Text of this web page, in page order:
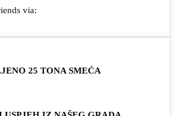
via:
25 TONA SMEĆA